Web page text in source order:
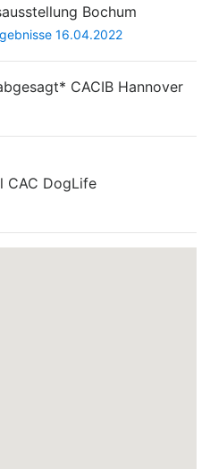
Bochum
16.04.2022
CACIB Hannover
CAC DogLife